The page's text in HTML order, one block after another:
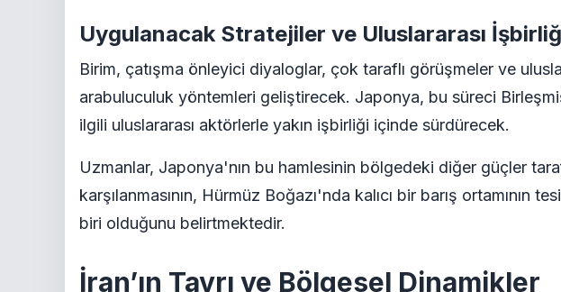
Uygulanacak Stratejiler ve Uluslararası
Birim, çatışma önleyici diyaloglar, çok taraflı görüşmeler ve
arabuluculuk yöntemleri geliştirecek. Japonya, bu süreci
ilgili uluslararası aktörlerle yakın işbirliği içinde sürdürecek.
Uzmanlar, Japonya'nın bu hamlesinin bölgedeki diğer güçler
karşılanmasının, Hürmüz Boğazı'nda kalıcı bir barış ortamının
biri olduğunu belirtmektedir.
İran’ın Tavrı ve Bölgesel Dinamikler